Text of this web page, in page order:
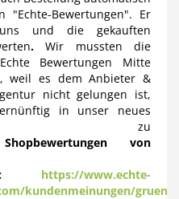
"Echte-Bewertungen". Er
und die gekauften
. Wir mussten die
Bewertungen Mitte
weil es dem Anbieter &
nicht gelungen ist,
in unser neues
zu
Shopbewertungen von
https://www.echte-
kundenmeinungen/